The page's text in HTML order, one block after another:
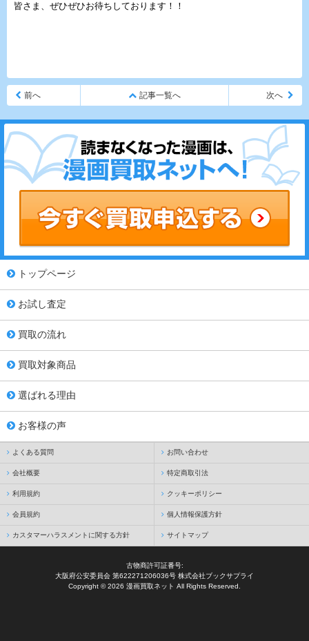
皆さま、ぜひぜひお待ちしております！！
前へ 記事一覧へ 次へ
トップページ
お試し査定
買取の流れ
買取対象商品
選ばれる理由
お客様の声
よくある質問 お問い合わせ
会社概要 特定商取引法
利用規約 クッキーポリシー
会員規約 個人情報保護方針
カスタマーハラスメントに関する方針 サイトマップ
古物商許可証番号:
大阪府公安委員会 第622271206036号 株式会社ブックサプライ
Copyright © 2026 漫画買取ネット All Rights Reserved.